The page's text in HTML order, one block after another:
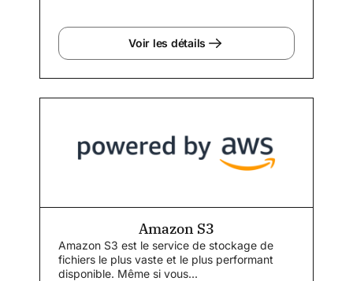
Voir les détails
Amazon S3
Amazon S3 est le service de stockage de
fichiers le plus vaste et le plus performant
disponible. Même si vous...